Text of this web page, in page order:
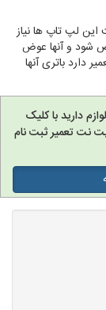
لپ تاپ ها نیاز
شود و آنها عوض
دارد باتری آنها
دارید با کلیک
نت تعمیر ثبت نام